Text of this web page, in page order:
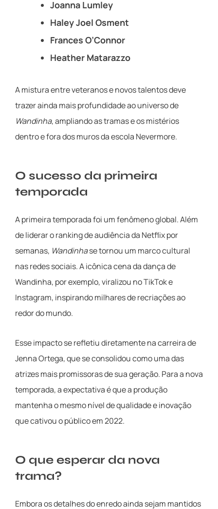
Joanna Lumley
Haley Joel Osment
Frances O’Connor
Heather Matarazzo
A mistura entre veteranos e novos talentos deve
trazer ainda mais profundidade ao universo de
Wandinha, ampliando as tramas e os mistérios
dentro e fora dos muros da escola Nevermore.
O sucesso da primeira
temporada
A primeira temporada foi um fenômeno global. Além
de liderar o ranking de audiência da Netflix por
semanas, Wandinhase tornou um marco cultural
nas redes sociais. A icônica cena da dança de
Wandinha, por exemplo, viralizou no TikTok e
Instagram, inspirando milhares de recriações ao
redor do mundo.
Esse impacto se refletiu diretamente na carreira de
Jenna Ortega, que se consolidou como uma das
atrizes mais promissoras de sua geração. Para a nova
temporada, a expectativa é que a produção
mantenha o mesmo nível de qualidade e inovação
que cativou o público em 2022.
O que esperar da nova
trama?
Embora os detalhes do enredo ainda sejam mantidos